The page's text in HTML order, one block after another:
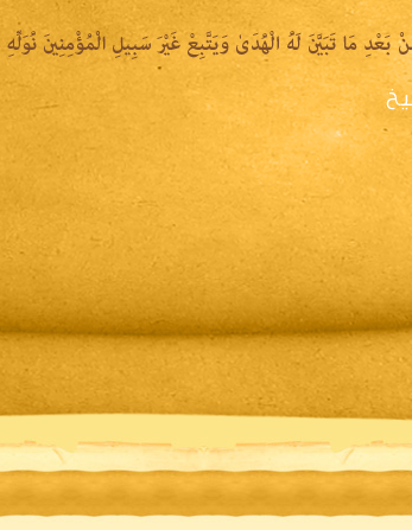
الشيخ المكتبة المقروءة